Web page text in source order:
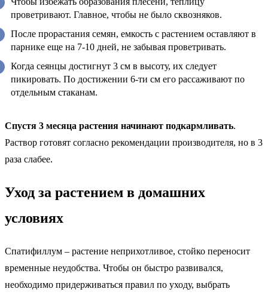
проветривают. Главное, чтобы не было сквозняков.
После прорастания семян, емкость с растением оставляют в
парнике еще на 7-10 дней, не забывая проветривать.
Когда сеянцы достигнут 3 см в высоту, их следует
пикировать. По достижении 6-ти см его рассаживают по
отдельным стаканам.
Спустя 3 месяца растения начинают подкармливать.
Раствор готовят согласно рекомендации производителя, но в 3
раза слабее.
Уход за растением в домашних
условиях
Спатифиллум – растение неприхотливое, стойко переносит
временные неудобства. Чтобы он быстро развивался,
необходимо придерживаться правил по уходу, выбрать